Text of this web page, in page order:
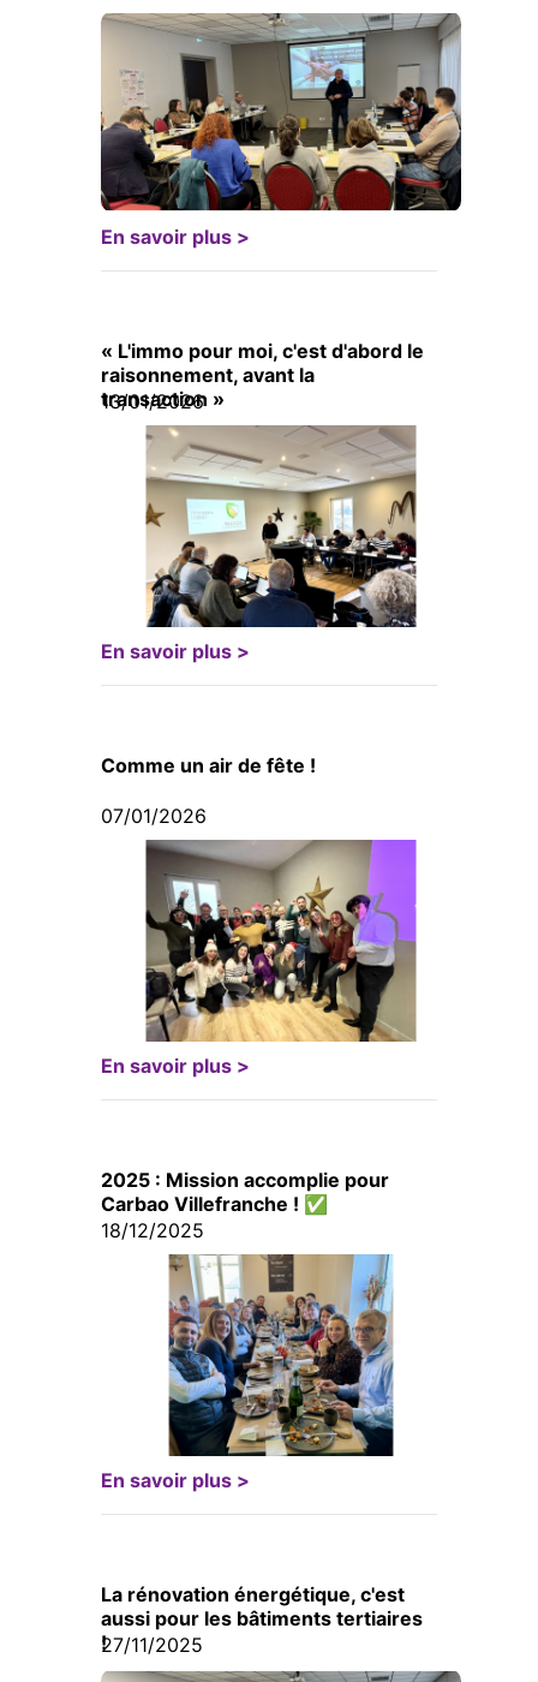
En savoir plus >
« L'immo pour moi, c'est d'abord le
raisonnement, avant la
transaction »
13/01/2026
En savoir plus >
Comme un air de fête !
07/01/2026
En savoir plus >
2025 : Mission accomplie pour
Carbao Villefranche ! ✅
18/12/2025
En savoir plus >
La rénovation énergétique, c'est
aussi pour les bâtiments tertiaires
!
27/11/2025